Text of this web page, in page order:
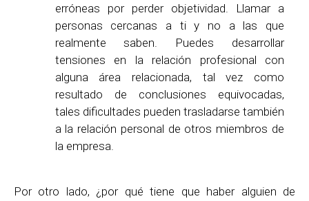
erróneas por perder objetividad. Llamar a
personas cercanas a ti y no a las que
realmente saben. Puedes desarrollar
tensiones en la relación profesional con
alguna área relacionada, tal vez como
resultado de conclusiones equivocadas,
tales dificultades pueden trasladarse también
a la relación personal de otros miembros de
la empresa.
Por otro lado, ¿por qué tiene que haber alguien de